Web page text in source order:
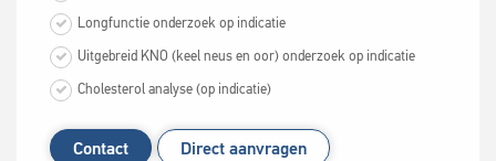
Longfunctie onderzoek op indicatie
Uitgebreid KNO (keel neus en oor) onderzoek op indicatie
Cholesterol analyse (op indicatie)
Contact Direct aanvragen